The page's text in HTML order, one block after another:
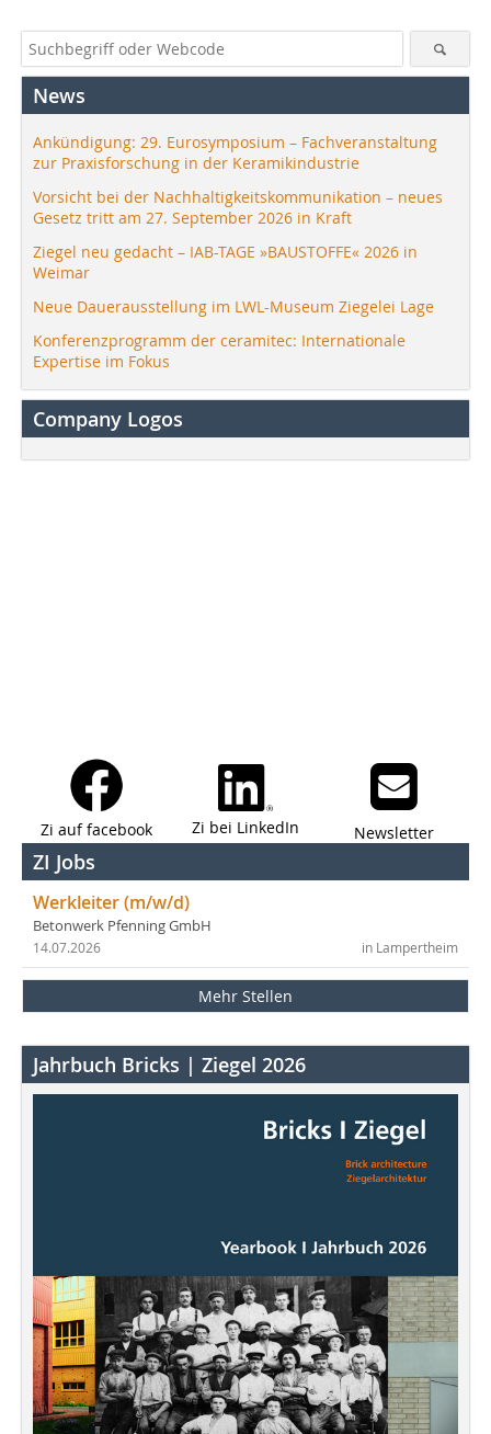
News
Ankündigung: 29. Eurosymposium – Fachveranstaltung
zur Praxisforschung in der Keramikindustrie
Vorsicht bei der Nachhaltigkeitskommunikation – neues
Gesetz tritt am 27. September 2026 in Kraft
Ziegel neu gedacht – IAB-TAGE »BAUSTOFFE« 2026 in
Weimar
Neue Dauerausstellung im LWL-Museum Ziegelei Lage
Konferenzprogramm der ceramitec: Internationale
Expertise im Fokus
Company Logos
Zi auf facebook Zi bei LinkedIn Newsletter
ZI Jobs
Werkleiter (m/w/d)
Betonwerk Pfenning GmbH
in Lampertheim
14.07.2026
Mehr Stellen
Jahrbuch Bricks | Ziegel 2026